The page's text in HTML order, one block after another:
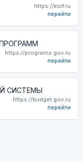
https://ksrf.ru
перейти
https://programs.gov.ru
перейти
СИСТЕМЫ
https://budget.gov.ru
перейти